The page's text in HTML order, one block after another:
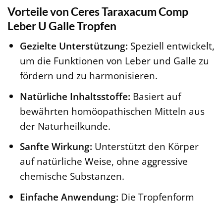
Vorteile von Ceres Taraxacum Comp
Leber U Galle Tropfen
Gezielte Unterstützung: Speziell entwickelt,
um die Funktionen von Leber und Galle zu
fördern und zu harmonisieren.
Natürliche Inhaltsstoffe: Basiert auf
bewährten homöopathischen Mitteln aus
der Naturheilkunde.
Sanfte Wirkung: Unterstützt den Körper
auf natürliche Weise, ohne aggressive
chemische Substanzen.
Einfache Anwendung: Die Tropfenform